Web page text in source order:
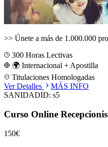
>> Únete a más de 1.000.000
300 Horas Lectivas
🌍 Internacional + Apostilla
Titulaciones Homologadas
Ver Detalles
MÁS INFO
SANIDADID: s5
Curso Online
150€